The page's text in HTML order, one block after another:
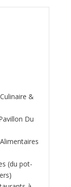
&
Du
(du pot-